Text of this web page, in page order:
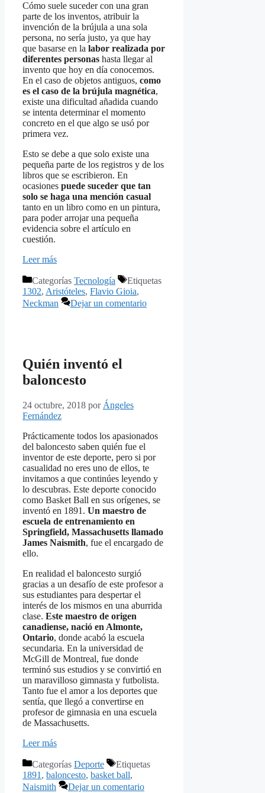
Cómo suele suceder con una gran
parte de los inventos, atribuir la
invención de la brújula a una sola
persona, no sería justo, ya que hay
que basarse en la labor realizada por
diferentes personas hasta llegar al
invento que hoy en día conocemos.
En el caso de objetos antiguos, como
es el caso de la brújula magnética,
existe una dificultad añadida cuando
se intenta determinar el momento
concreto en el que algo se usó por
primera vez.
Esto se debe a que solo existe una
pequeña parte de los registros y de los
libros que se escribieron. En
ocasiones puede suceder que tan
solo se haga una mención casual
tanto en un libro como en un pintura,
para poder arrojar una pequeña
evidencia sobre el artículo en
cuestión.
Leer más
Categorías Tecnología
Etiquetas
1302, Aristóteles, Flavio Gioia,
Neckman
Dejar un comentario
Quién inventó el
baloncesto
24 octubre, 2018 por Ángeles
Fernández
Prácticamente todos los apasionados
del baloncesto saben quién fue el
inventor de este deporte, pero si por
casualidad no eres uno de ellos, te
invitamos a que continúes leyendo y
lo descubras. Este deporte conocido
como Basket Ball en sus orígenes, se
inventó en 1891. Un maestro de
escuela de entrenamiento en
Springfield, Massachusetts llamado
James Naismith, fue el encargado de
ello.
En realidad el baloncesto surgió
gracias a un desafío de este profesor a
sus estudiantes para despertar el
interés de los mismos en una aburrida
clase. Este maestro de origen
canadiense, nació en Almonte,
Ontario, donde acabó la escuela
secundaria. En la universidad de
McGill de Montreal, fue donde
terminó sus estudios y se convirtió en
un maravilloso gimnasta y futbolista.
Tanto fue el amor a los deportes que
sentía, que llegó a convertirse en
profesor de gimnasia en una escuela
de Massachusetts.
Leer más
Categorías Deporte
Etiquetas
1891 , baloncesto, basket ball,
Naismith
Dejar un comentario